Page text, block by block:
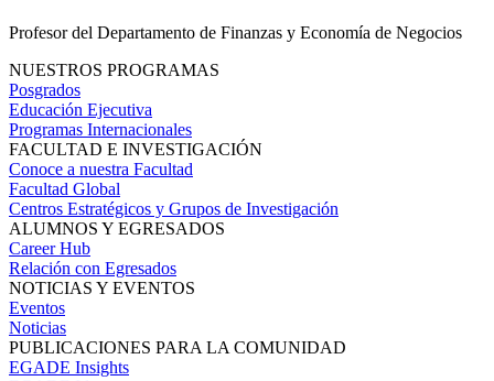
Profesor del Departamento de Finanzas y Economía de Negocios
NUESTROS PROGRAMAS
Posgrados
Educación Ejecutiva
Programas Internacionales
FACULTAD E INVESTIGACIÓN
Conoce a nuestra Facultad
Facultad Global
Centros Estratégicos y Grupos de Investigación
ALUMNOS Y EGRESADOS
Career Hub
Relación con Egresados
NOTICIAS Y EVENTOS
Eventos
Noticias
PUBLICACIONES PARA LA COMUNIDAD
EGADE Insights